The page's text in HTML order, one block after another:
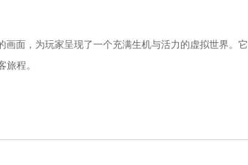
面，为玩家呈现了一个充满生机与活力的虚拟世界。它
旅程。